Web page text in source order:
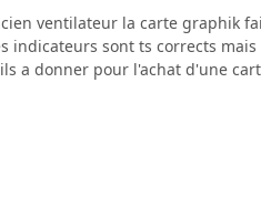
ventilateur la carte graphik
indicateurs sont ts corrects
a donner pour l'achat d'une